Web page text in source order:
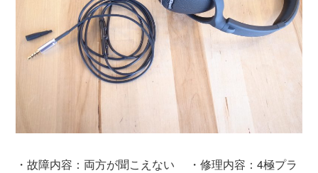
・故障内容：両方が聞こえない ・修理内容：4極プラ